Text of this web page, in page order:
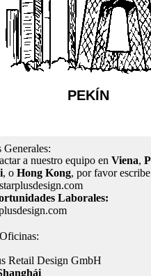
PEKÍN
Generales:
a nuestro equipo en Viena,
, o Hong Kong, por favor
Laborales:
Retail Design GmbH